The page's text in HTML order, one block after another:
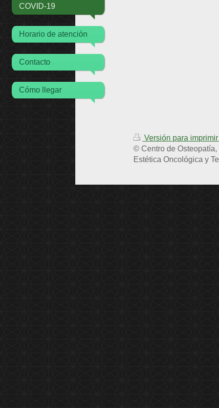
COVID-19
Horario de atención
Contacto
Cómo llegar
Versión para
© Centro de
Estética Oncológica y